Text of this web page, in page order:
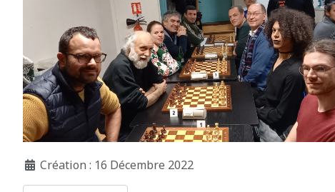
Création : 16 Décembre 2022